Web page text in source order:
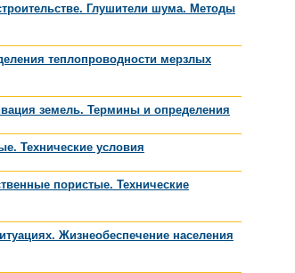
Глушители шума. Методы
теплопроводности мерзлых
земель. Термины и определения
Технические условия
пористые. Технические
Жизнеобеспечение населения